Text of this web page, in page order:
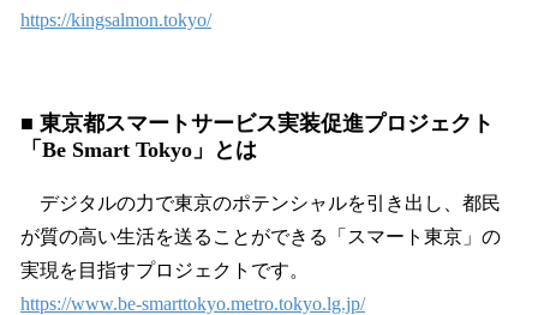
https://kingsalmon.tokyo/
■ 東京都スマートサービス実装促進プロジェクト
「Be Smart Tokyo」とは
デジタルの力で東京のポテンシャルを引き出し、都民
が質の高い生活を送ることができる「スマート東京」の
実現を目指すプロジェクトです。
https://www.be-smarttokyo.metro.tokyo.lg.jp/